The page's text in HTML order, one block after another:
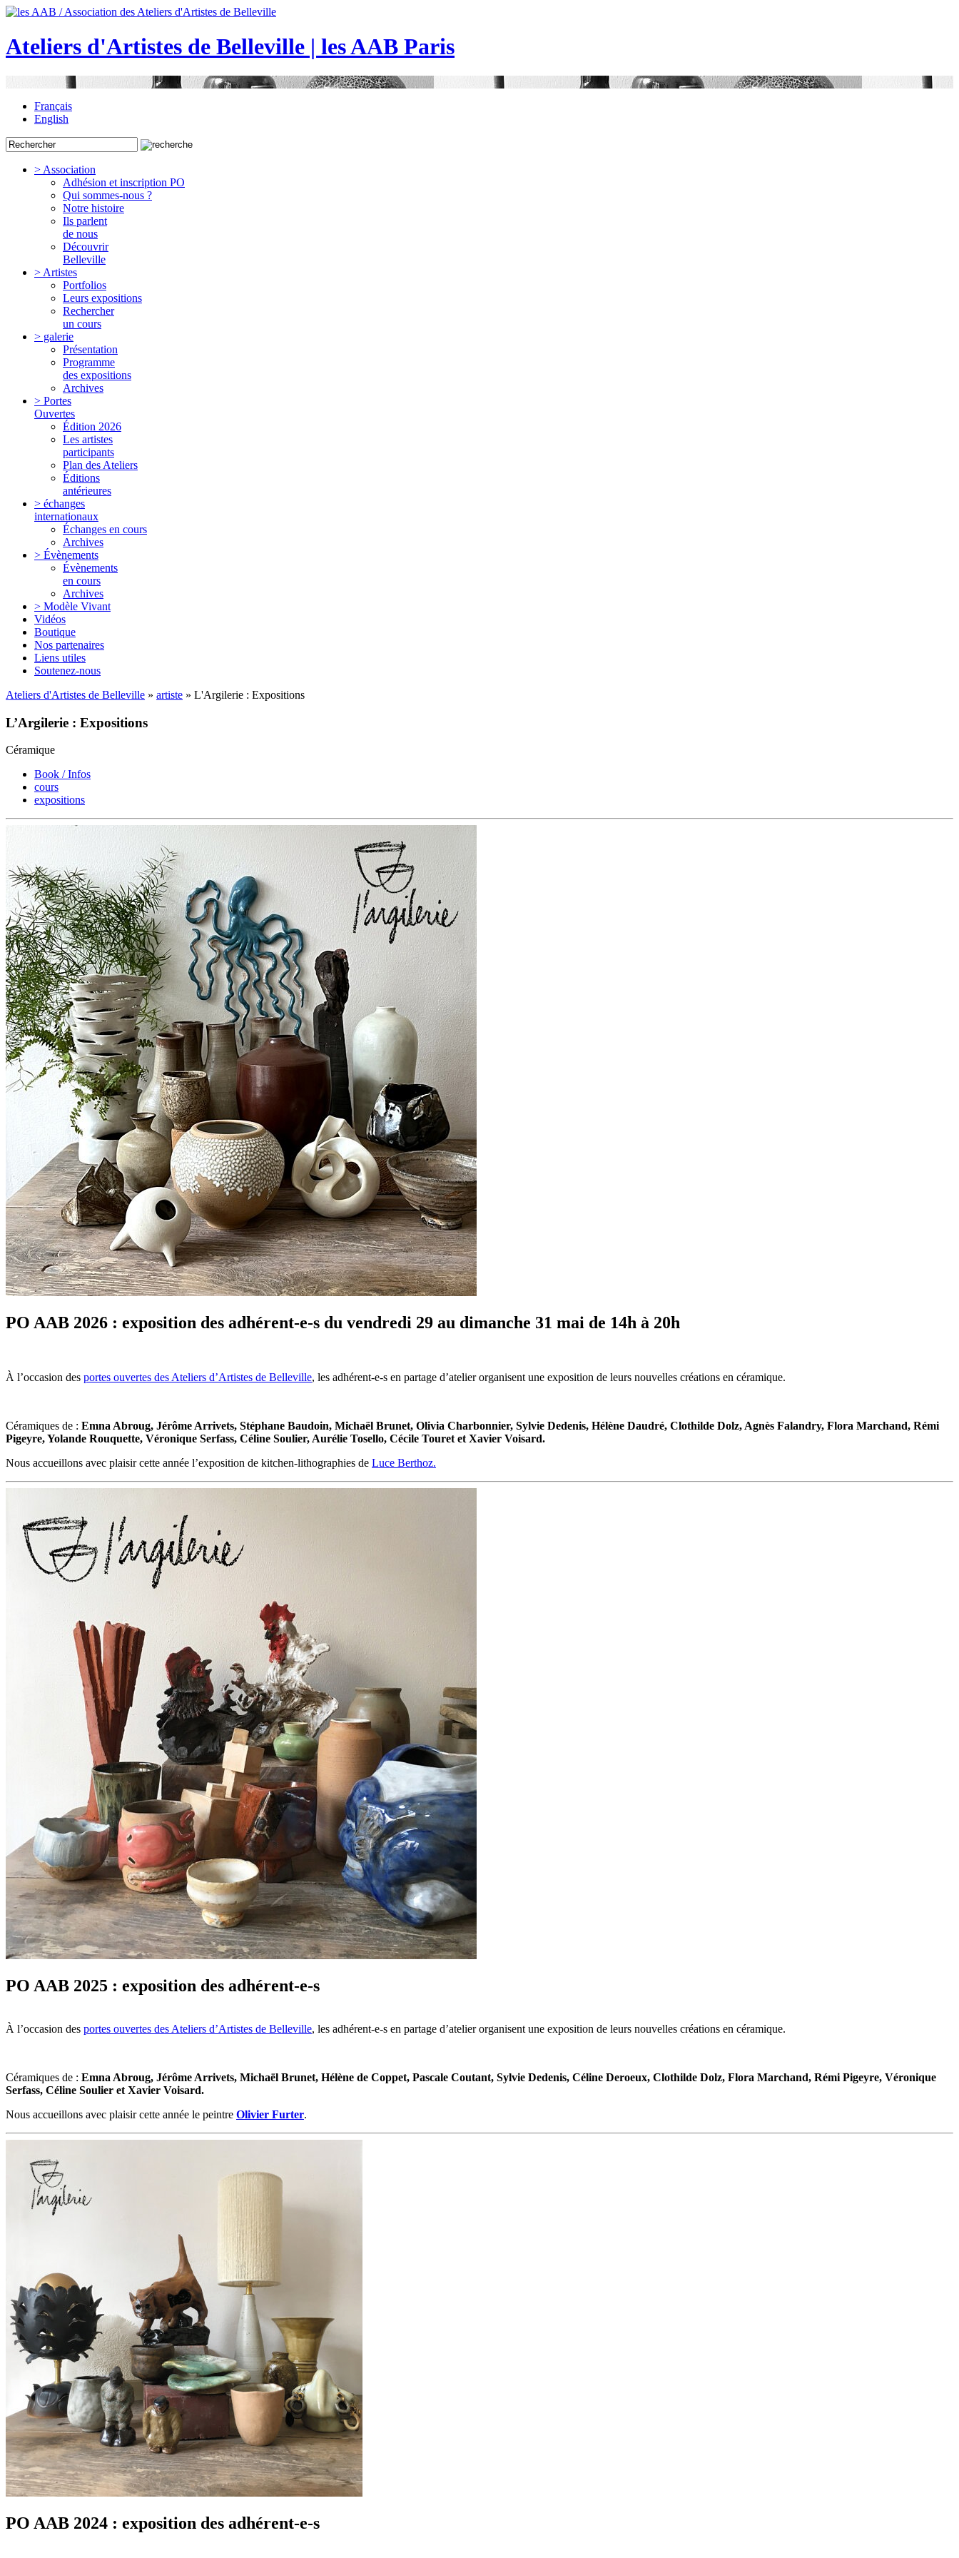
Ateliers d'Artistes de Belleville | les AAB Paris
Français
English
> Association
Adhésion et inscription PO
Qui sommes-nous ?
Notre histoire
Ils parlent
de nous
Découvrir
Belleville
> Artistes
Portfolios
Leurs expositions
Rechercher
un cours
> galerie
Présentation
Programme
des expositions
Archives
> Portes
Ouvertes
Édition 2026
Les artistes
participants
Plan des Ateliers
Éditions
antérieures
> échanges
internationaux
Échanges en cours
Archives
> Évènements
Évènements
en cours
Archives
> Modèle Vivant
Vidéos
Boutique
Nos partenaires
Liens utiles
Soutenez-nous
Ateliers d'Artistes de Belleville » artiste » L'Argilerie : Expositions
L’Argilerie : Expositions
Céramique
Book / Infos
cours
expositions
PO AAB 2026 : exposition des adhérent-e-s du vendredi 29 au dimanche 31 mai de 14h à 20h
À l’occasion des portes ouvertes des Ateliers d’Artistes de Belleville, les adhérent-e-s en partage d’atelier organisent une exposition de leurs nouvelles créations en céramique.
Céramiques de : Emna Abroug, Jérôme Arrivets, Stéphane Baudoin, Michaël Brunet, Olivia Charbonnier, Sylvie Dedenis, Hélène Daudré, Clothilde Dolz, Agnès Falandry, Flora Marchand, Rémi
Pigeyre, Yolande Rouquette, Véronique Serfass, Céline Soulier, Aurélie Tosello, Cécile Touret et Xavier Voisard.
Nous accueillons avec plaisir cette année l’exposition de kitchen-lithographies de Luce Berthoz.
PO AAB 2025 : exposition des adhérent-e-s
À l’occasion des portes ouvertes des Ateliers d’Artistes de Belleville, les adhérent-e-s en partage d’atelier organisent une exposition de leurs nouvelles créations en céramique.
Céramiques de : Emna Abroug, Jérôme Arrivets, Michaël Brunet, Hélène de Coppet, Pascale Coutant, Sylvie Dedenis, Céline Deroeux, Clothilde Dolz, Flora Marchand, Rémi Pigeyre, Véronique
Serfass, Céline Soulier et Xavier Voisard.
Nous accueillons avec plaisir cette année le peintre Olivier Furter.
PO AAB 2024 : exposition des adhérent-e-s